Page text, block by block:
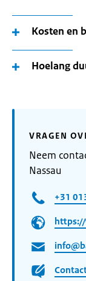
Kosten en
Hoelang
VRAGEN
Neem
Nassau
+31